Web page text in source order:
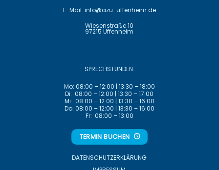
E-Mail: info@azu-uffenheim.de
Wiesenstraße 10
97215 Uffenheim
SPRECHSTUNDEN:
Mo: 08:00 – 12:00 | 13:30 – 18:00
Di: 08:00 – 12:00 | 13:30 – 17:00
Mi: 08:00 – 12:00 | 13:30 – 16:00
Do: 08:00 – 12:00 | 13:30 – 16:00
Fr: 08:00 – 13:00
TERMIN BUCHEN
DATENSCHUTZ­ERKLÄRUNG